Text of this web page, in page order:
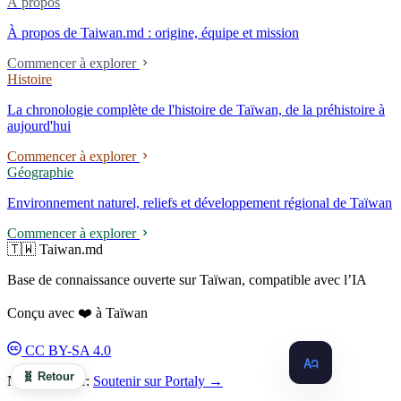
À propos de Taiwan.md : origine, équipe et mission
Commencer à explorer
Histoire
La chronologie complète de l'histoire de Taïwan, de la préhistoire à
aujourd'hui
Commencer à explorer
Géographie
Environnement naturel, reliefs et développement régional de Taïwan
Commencer à explorer
🇹🇼 Taiwan.md
Base de connaissance ouverte sur Taïwan, compatible avec l’IA
Conçu avec ❤️ à Taïwan
CC BY-SA 4.0
Nous soutenir: Soutenir sur Portaly →
🧬 Retour